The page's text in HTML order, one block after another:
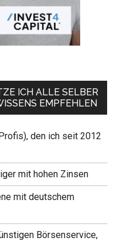
ICH ALLE SELBER
EMPFEHLEN
den ich seit 2012
mit hohen Zinsen
mit deutschem
Börsenservice,